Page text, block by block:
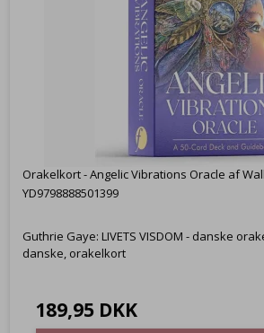
Orakelkort - Angelic Vibrations Oracle af
YD9798888501399
Guthrie Gaye: LIVETS VISDOM - danske
danske, orakelkort
189,95 DKK